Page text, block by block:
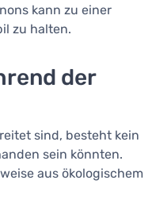
kann zu einer
zu halten.
der
sind, besteht kein
sein könnten.
aus ökologischem